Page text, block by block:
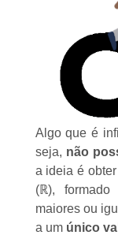
Algo que é
seja, não
a ideia é
(ℝ), formado
maiores ou
a um único